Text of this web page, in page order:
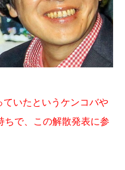
いたというケンコバや
ちで、この解散発表に参